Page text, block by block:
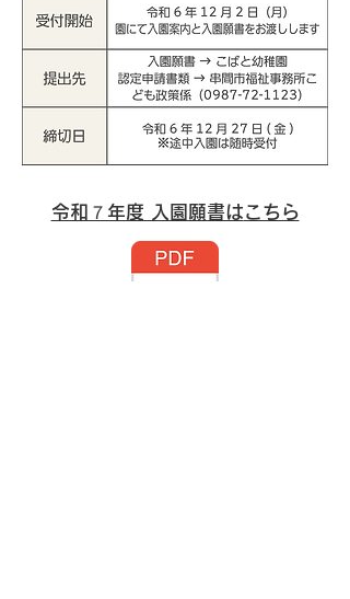
令和７年度 入園願書はこちら